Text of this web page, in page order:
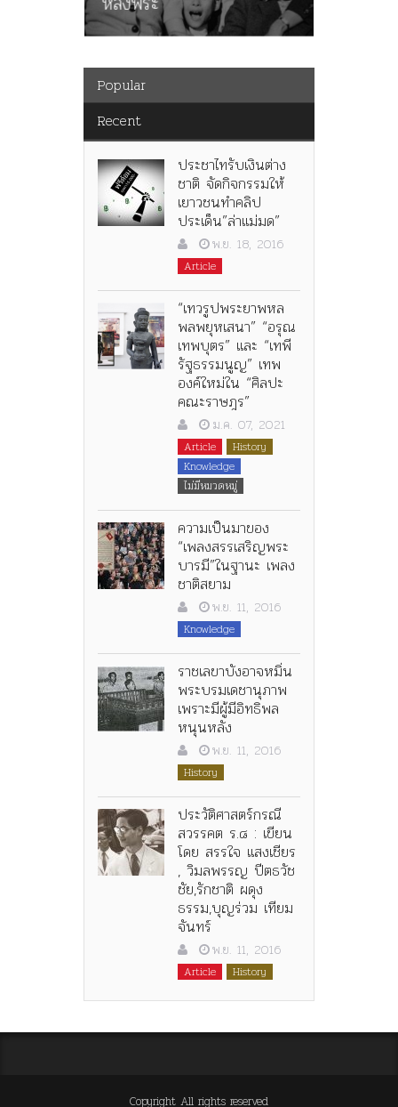
Popular
Recent
ประชาไทรับเงินต่าง
ชาติ จัดกิจกรรมให้
เยาวชนทำคลิป
ประเด็น”ล่าแม่มด”
พ.ย. 18, 2016
Article
“เทวรูปพระยาพหล
พลพยุหเสนา” “อรุณ
เทพบุตร” และ “เทพี
รัฐธรรมนูญ” เทพ
องค์ใหม่ใน “ศิลปะ
คณะราษฎร”
ม.ค. 07, 2021
Article
History
Knowledge
ไม่มีหมวดหมู่
ความเป็นมาของ
“เพลงสรรเสริญพระ
บารมี”ในฐานะ เพลง
ชาติสยาม
พ.ย. 11, 2016
Knowledge
ราชเลขาบังอาจหมิ่น
พระบรมเดชานุภาพ
เพราะมีผู้มีอิทธิพล
หนุนหลัง
พ.ย. 11, 2016
History
ประวัติศาสตร์กรณี
สวรรคต ร.๘ : เขียน
โดย สรรใจ แสงเชียร
, วิมลพรรญ ปีตธวัช
ชัย,รักชาติ ผดุง
ธรรม,บุญร่วม เทียม
จันทร์
พ.ย. 11, 2016
Article History
Copyright All rights reserved